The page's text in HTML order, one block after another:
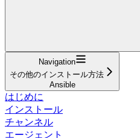
Navigation
その他のインストール方法
Ansible
はじめに
インストール
チャンネル
エージェント